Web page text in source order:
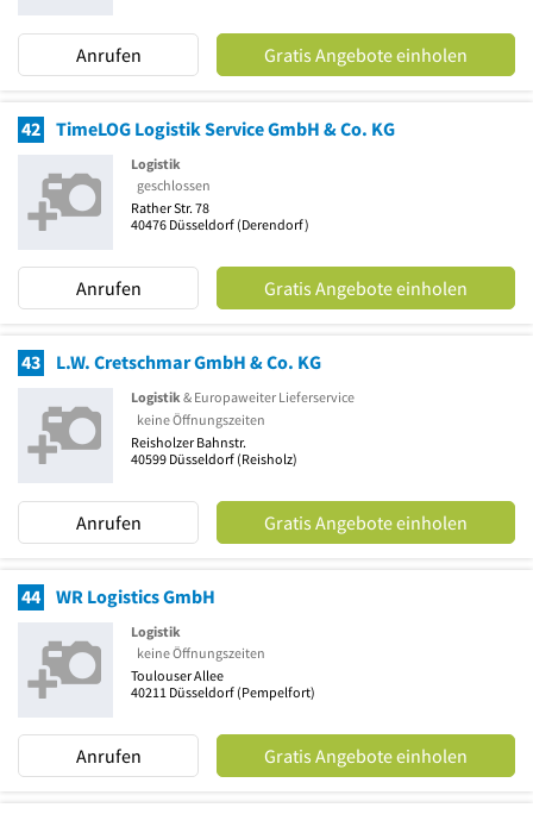
Anrufen Gratis Angebote einholen
42 TimeLOG Logistik Service GmbH & Co. KG
Logistik
geschlossen
Rather Str. 78
40476 Düsseldorf (Derendorf)
Anrufen Gratis Angebote einholen
43 L.W. Cretschmar GmbH & Co. KG
Logistik& Europaweiter Lieferservice
keine Öffnungszeiten
Reisholzer Bahnstr.
40599 Düsseldorf (Reisholz)
Anrufen Gratis Angebote einholen
44 WR Logistics GmbH
Logistik
keine Öffnungszeiten
Toulouser Allee
40211 Düsseldorf (Pempelfort)
Anrufen Gratis Angebote einholen